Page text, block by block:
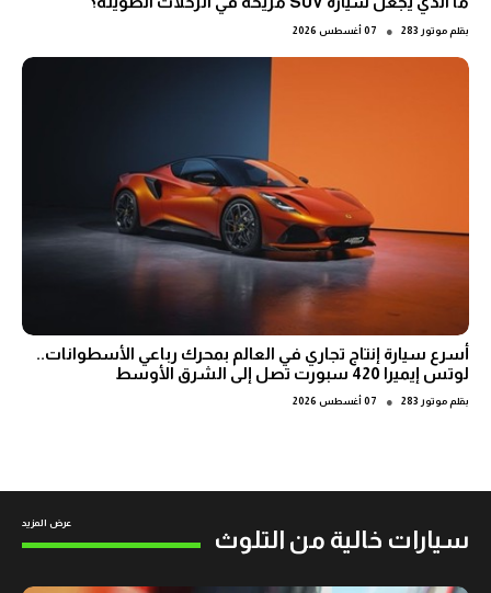
بقلم موتور 283 ● 07 أغسطس 2026
أسرع سيارة إنتاج تجاري في العالم بمحرك رباعي الأسطوانات..
لوتس إيميرا 420 سبورت تصل إلى الشرق الأوسط
بقلم موتور 283 ● 07 أغسطس 2026
سيارات خالية من التلوث
عرض المزيد